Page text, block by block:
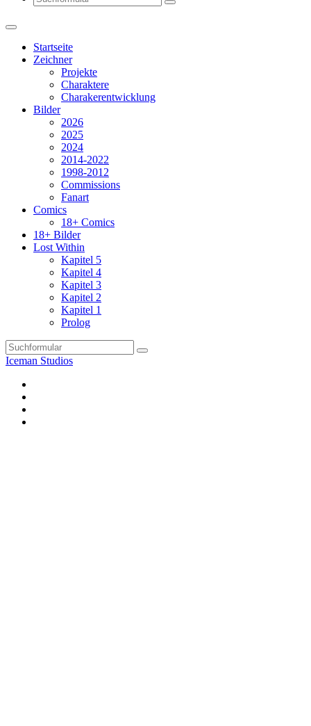
Search
Startseite
Zeichner
Projekte
Charaktere
Charakerentwicklung
Bilder
2026
2025
2024
2014-2022
1998-2012
Commissions
Fanart
Comics
18+ Comics
18+ Bilder
Lost Within
Kapitel 5
Kapitel 4
Kapitel 3
Kapitel 2
Kapitel 1
Prolog
Search
Iceman Studios